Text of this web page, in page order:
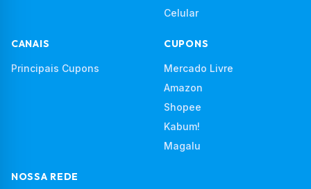
Celular
CANAIS
Principais Cupons
CUPONS
Mercado Livre
Amazon
Shopee
Kabum!
Magalu
NOSSA REDE